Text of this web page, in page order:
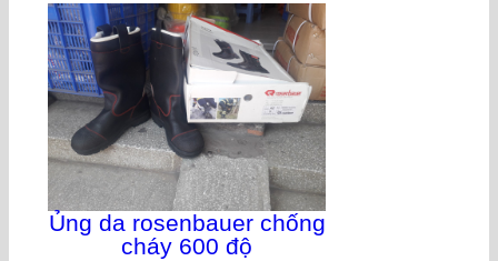
Ủng da rosenbauer chống
cháy 600 độ